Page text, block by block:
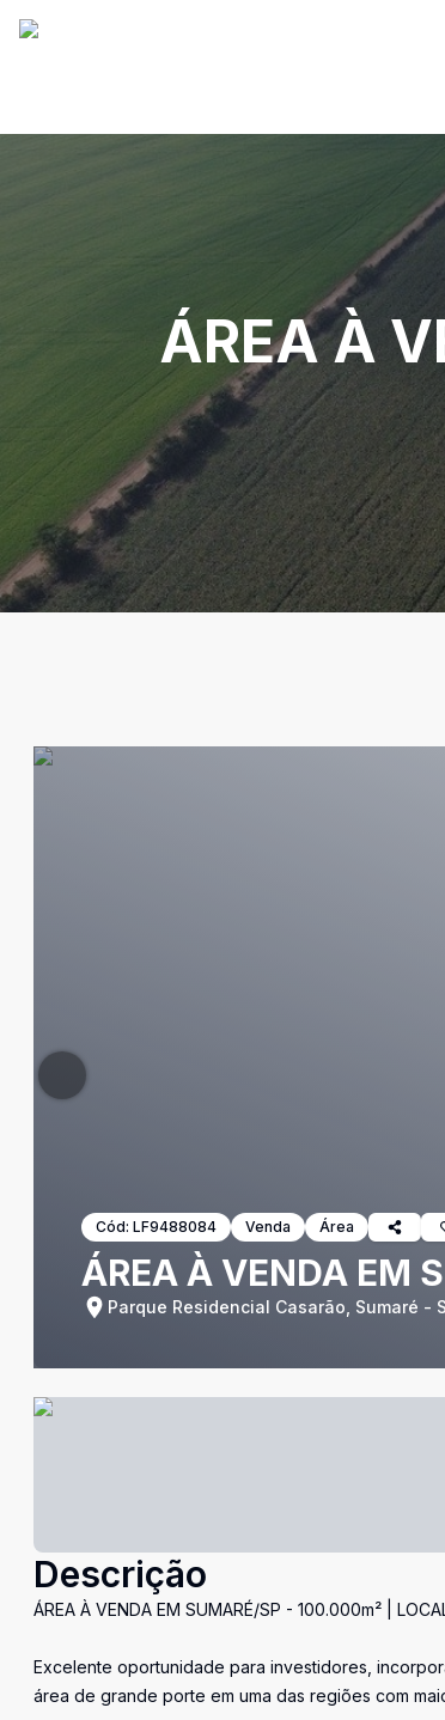
ÁREA À
Cód: LF9488084 Venda Área
ÁREA À VENDA EM
Parque Residencial Casarão, Sumaré -
Descrição
ÁREA À VENDA EM SUMARÉ/SP - 100.000m² |
Excelente oportunidade para investidores,
área de grande porte em uma das regiões com